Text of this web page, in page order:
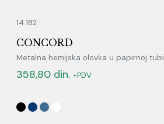
14.182
CONCORD
Metalna hemijska olovka u papirnoj tubi
358,80 din. +PDV